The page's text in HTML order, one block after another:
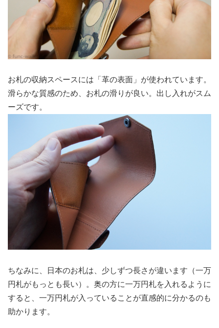
お札の収納スペースには「革の表面」が使われています。
滑らかな質感のため、お札の滑りが良い。出し入れがスム
ーズです。
ちなみに、日本のお札は、少しずつ長さが違います（一万
円札がもっとも長い）。奥の方に一万円札を入れるように
すると、一万円札が入っていることが直感的に分かるのも
助かります。